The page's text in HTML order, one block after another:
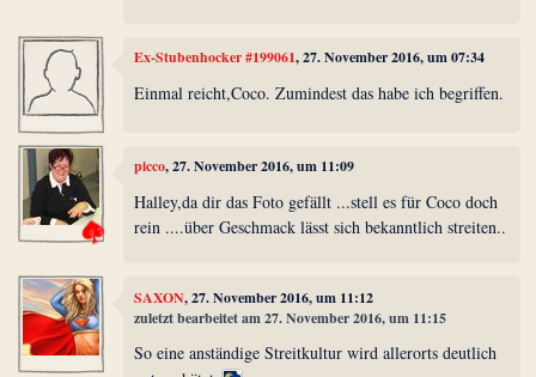
Ex-Stubenhocker #199061, 27. November 2016, um 07:34
Einmal reicht,Coco. Zumindest das habe ich begriffen.
picco, 27. November 2016, um 11:09
Halley,da dir das Foto gefällt ...stell es für Coco doch
rein ....über Geschmack lässt sich bekanntlich streiten..
SAXON, 27. November 2016, um 11:12
zuletzt bearbeitet am 27. November 2016, um 11:15
So eine anständige Streitkultur wird allerorts deutlich